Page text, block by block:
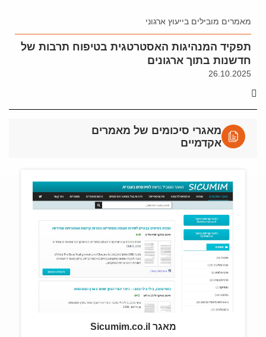
מאמרים מובילים בייעוץ ארגוני
תפקיד המנהיגות האסטרטגית בטיפוח תרבות של
חדשנות בתוך ארגונים
26.10.2025
מאגרי סיכומים של מאמרים
אקדמיים
מאגר Sicumim.co.il